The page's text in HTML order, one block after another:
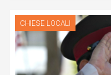
CHIESE LOCALI